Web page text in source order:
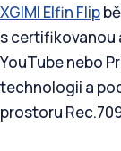
XGIMI Elfin Flip
s certifikovanou
YouTube nebo
technologii a
prostoru